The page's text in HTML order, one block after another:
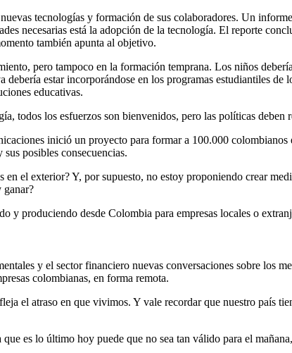
tecnologías y formación de sus colaboradores. Un
necesarias está la adopción de la tecnología. El reporte
también apunta al objetivo.
pero tampoco en la formación temprana. Los niños
estar incorporándose en los programas estudiantiles de
educativas.
todos los esfuerzos son bienvenidos, pero las políticas deben
inició un proyecto para formar a 100.000
posibles consecuencias.
en el exterior? Y, por supuesto, no estoy proponiendo crear
ganar?
y produciendo desde Colombia para empresas locales o
y el sector financiero nuevas conversaciones sobre los
colombianas, en forma remota.
el atraso en que vivimos. Y vale recordar que nuestro país
es lo último hoy puede que no sea tan válido para el